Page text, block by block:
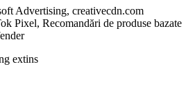
Advertising, creativecdn.com
Pixel, Recomandări de produse bazate
extins